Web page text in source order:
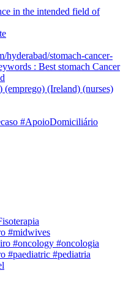
in the intended field of
hyderabad/stomach-cancer-
: Best stomach Cancer
(emprego) (Ireland) (nurses)
#ApoioDomiciliário
#midwives
#oncology #oncologia
#paediatric #pediatria